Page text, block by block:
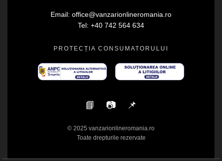
Email: office@vanzarionlineromania.ro
Tel: +40 742 564 634
PROTECȚIA CONSUMATORULUI
📘 📷 📌
© 2025 vanzarionlineromania.ro
Toate drepturile rezervate